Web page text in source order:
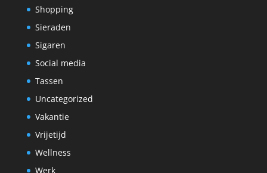
Shopping
Sieraden
Sigaren
Social media
Tassen
Uncategorized
Vakantie
Vrijetijd
Wellness
Werk